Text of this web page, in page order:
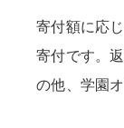
寄付額に応
寄付です。
の他、学園